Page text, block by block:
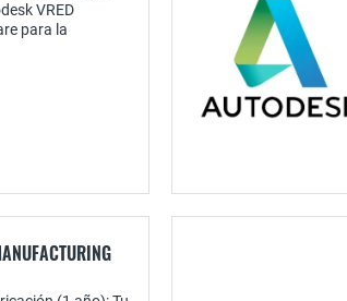
VRED
para la
3D en tiempo